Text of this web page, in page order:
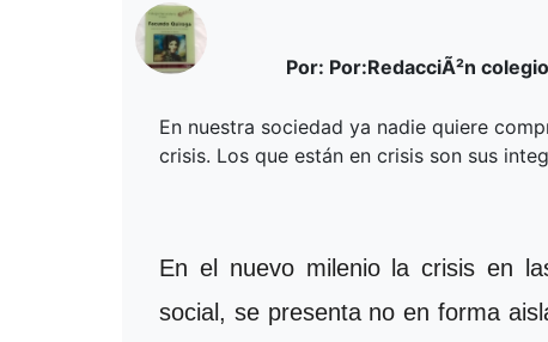
Por: Por:RedacciÃ²n
En nuestra sociedad ya nadie quiere
crisis. Los que están en crisis son sus
En el nuevo milenio la crisis en
social, se presenta no en forma